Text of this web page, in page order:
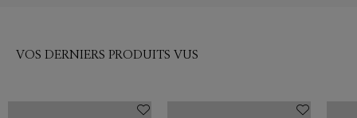
VOS DERNIERS PRODUITS VUS